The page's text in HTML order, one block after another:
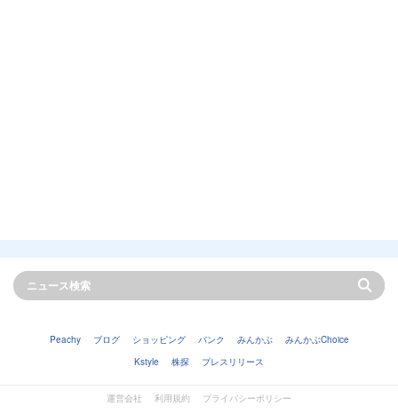
Peachy ブログ ショッピング バンク みんかぶ
みんかぶChoice
Kstyle
株探 プレスリリース
運営会社 利用規約 プライバシーポリシー